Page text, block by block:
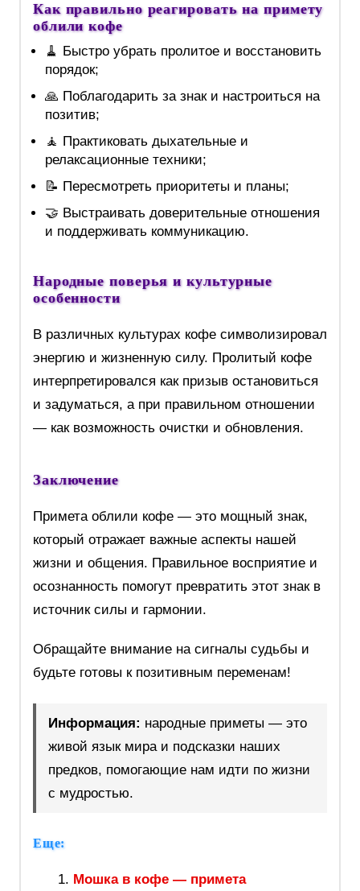
Как правильно реагировать на примету
облили кофе
🧹 Быстро убрать пролитое и восстановить
порядок;
🙏 Поблагодарить за знак и настроиться на
позитив;
🧘 Практиковать дыхательные и
релаксационные техники;
📝 Пересмотреть приоритеты и планы;
🤝 Выстраивать доверительные отношения
и поддерживать коммуникацию.
Народные поверья и культурные
особенности
В различных культурах кофе символизировал
энергию и жизненную силу. Пролитый кофе
интерпретировался как призыв остановиться
и задуматься, а при правильном отношении
— как возможность очистки и обновления.
Заключение
Примета облили кофе — это мощный знак,
который отражает важные аспекты нашей
жизни и общения. Правильное восприятие и
осознанность помогут превратить этот знак в
источник силы и гармонии.
Обращайте внимание на сигналы судьбы и
будьте готовы к позитивным переменам!
Информация: народные приметы — это
живой язык мира и подсказки наших
предков, помогающие нам идти по жизни
с мудростью.
Еще:
Мошка в кофе — примета